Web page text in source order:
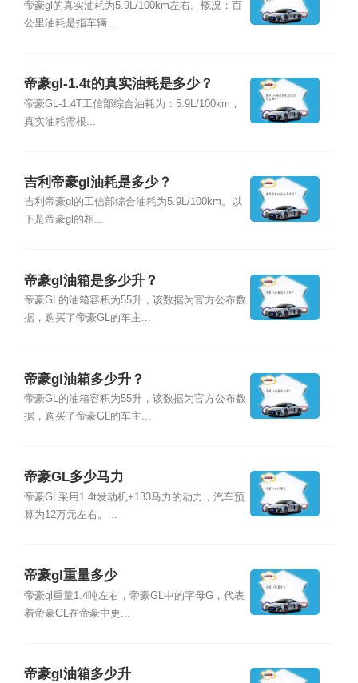
帝豪gl的真实油耗为5.9L/100km左右。概况：百
公里油耗是指车辆...
帝豪gl-1.4t的真实油耗是多少？
帝豪GL-1.4T工信部综合油耗为：5.9L/100km，
真实油耗需根...
吉利帝豪gl油耗是多少？
吉利帝豪gl的工信部综合油耗为5.9L/100km。以
下是帝豪gl的相...
帝豪gl油箱是多少升？
帝豪GL的油箱容积为55升，该数据为官方公布数
据，购买了帝豪GL的车主...
帝豪gl油箱多少升？
帝豪GL的油箱容积为55升，该数据为官方公布数
据，购买了帝豪GL的车主...
帝豪GL多少马力
帝豪GL采用1.4t发动机+133马力的动力，汽车预
算为12万元左右。...
帝豪gl重量多少
帝豪gl重量1.4吨左右，帝豪GL中的字母G，代表
着帝豪GL在帝豪中更...
帝豪gl油箱多少升